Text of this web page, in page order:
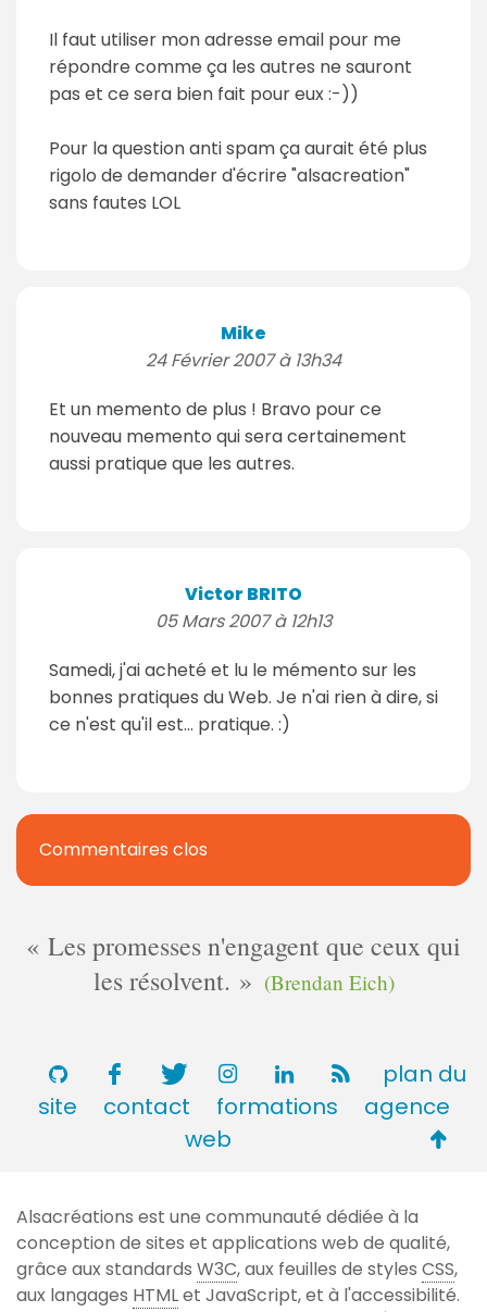
Il faut utiliser mon adresse email pour me
répondre comme ça les autres ne sauront
pas et ce sera bien fait pour eux :-))
Pour la question anti spam ça aurait été plus
rigolo de demander d'écrire "alsacreation"
sans fautes LOL
Mike
24 Février 2007 à 13h34
Et un memento de plus ! Bravo pour ce
nouveau memento qui sera certainement
aussi pratique que les autres.
Victor BRITO
05 Mars 2007 à 12h13
Samedi, j'ai acheté et lu le mémento sur les
bonnes pratiques du Web. Je n'ai rien à dire, si
ce n'est qu'il est... pratique. :)
Commentaires clos
Les promesses n'engagent que ceux qui
les résolvent.
(Brendan Eich)
plan du
site
contact formations
agence
web
de
page
Alsacréations est une communauté dédiée à la
conception de sites et applications web de qualité,
grâce aux standards W3C, aux feuilles de styles CSS,
aux langages HTMLet JavaScript, et à l'accessibilité.